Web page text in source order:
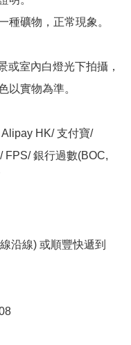
種礦物，正常現象。
室內白燈光下拍攝，
以實物為準。
HK/ 支付寶/
FPS/ 銀行過數(BOC,
沿線) 或順豐快遞到